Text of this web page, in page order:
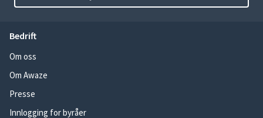
Bedrift
Om oss
Om Awaze
Presse
Innlogging for byråer